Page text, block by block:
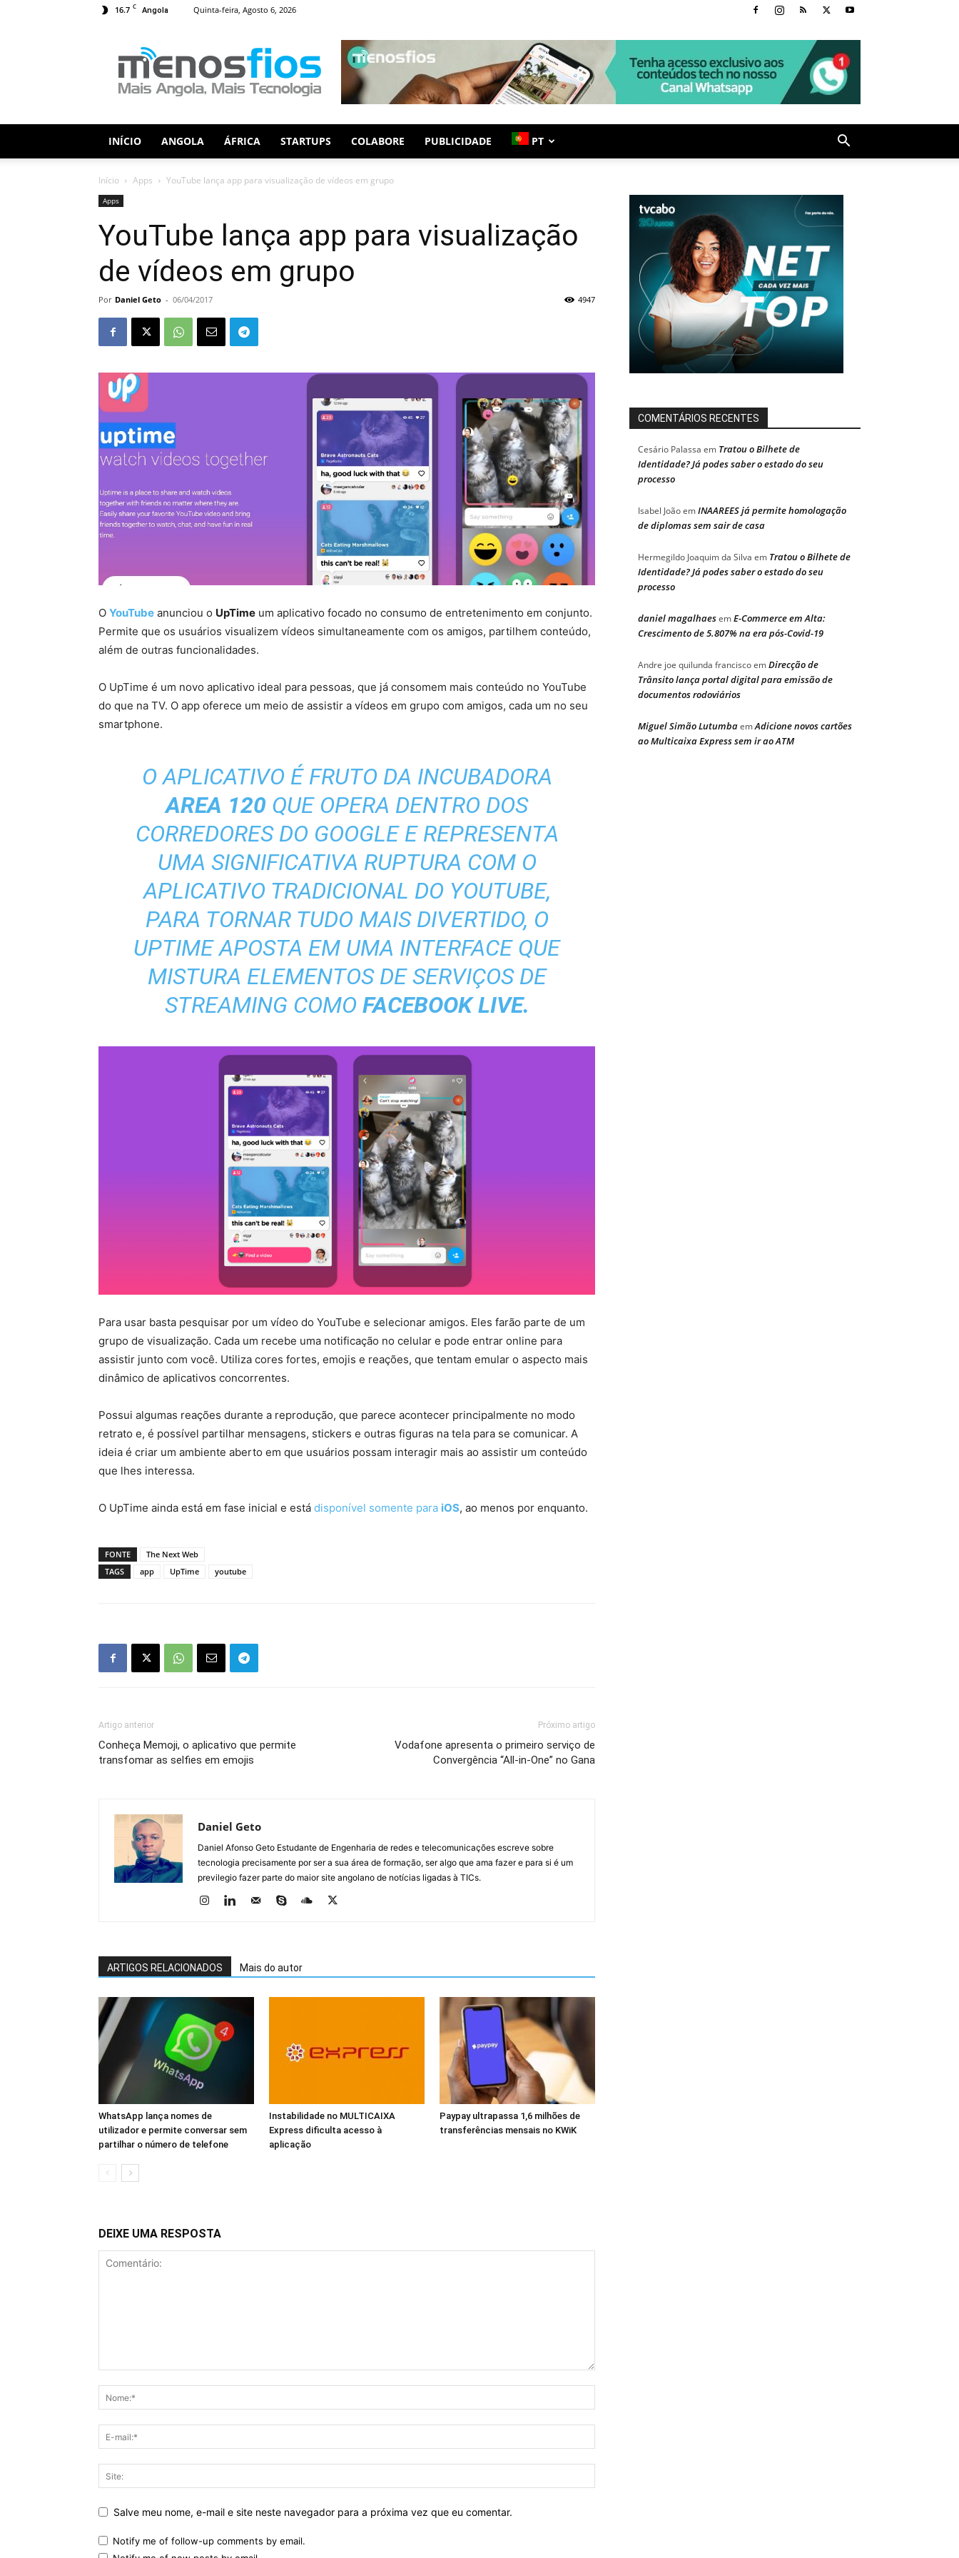
16.7 C Angola Quinta-feira, Agosto 6, 2026
Fios
INÍCIO ANGOLA ÁFRICA STARTUPS COLABORE PUBLICIDADE PT
Início Apps YouTube lança app para visualização de vídeos em grupo
Apps
YouTube lança app para visualização
de vídeos em grupo
Por Daniel Geto - 06/04/2017 4947
O YouTube anunciou o UpTime um aplicativo focado no consumo de entretenimento em conjunto.
Permite que os usuários visualizem vídeos simultaneamente com os amigos, partilhem conteúdo,
além de outras funcionalidades.
O UpTime é um novo aplicativo ideal para pessoas, que já consomem mais conteúdo no YouTube
do que na TV. O app oferece um meio de assistir a vídeos em grupo com amigos, cada um no seu
smartphone.
O APLICATIVO É FRUTO DA INCUBADORA
AREA 120 QUE OPERA DENTRO DOS
CORREDORES DO GOOGLE E REPRESENTA
UMA SIGNIFICATIVA RUPTURA COM O
APLICATIVO TRADICIONAL DO YOUTUBE,
PARA TORNAR TUDO MAIS DIVERTIDO, O
UPTIME APOSTA EM UMA INTERFACE QUE
MISTURA ELEMENTOS DE SERVIÇOS DE
STREAMING COMO FACEBOOK LIVE.
Para usar basta pesquisar por um vídeo do YouTube e selecionar amigos. Eles farão parte de um
grupo de visualização. Cada um recebe uma notificação no celular e pode entrar online para
assistir junto com você. Utiliza cores fortes, emojis e reações, que tentam emular o aspecto mais
dinâmico de aplicativos concorrentes.
Possui algumas reações durante a reprodução, que parece acontecer principalmente no modo
retrato e, é possível partilhar mensagens, stickers e outras figuras na tela para se comunicar. A
ideia é criar um ambiente aberto em que usuários possam interagir mais ao assistir um conteúdo
que lhes interessa.
O UpTime ainda está em fase inicial e está disponível somente para iOS, ao menos por enquanto.
FONTE
The Next Web
TAGS
app UpTime youtube
Artigo anterior
Conheça Memoji, o aplicativo que permite
transfomar as selfies em emojis
Próximo artigo
Vodafone apresenta o primeiro serviço de
Convergência “All-in-One” no Gana
Daniel Geto
Daniel Afonso Geto Estudante de Engenharia de redes e telecomunicações escreve sobre
tecnologia precisamente por ser a sua área de formação, ser algo que ama fazer e para si é um
previlegio fazer parte do maior site angolano de notícias ligadas à TICs.
ARTIGOS RELACIONADOS Mais do autor
WhatsApp lança nomes de
utilizador e permite conversar sem
partilhar o número de telefone
Instabilidade no MULTICAIXA
Express dificulta acesso à
aplicação
Paypay ultrapassa 1,6 milhões de
transferências mensais no KWiK
DEIXE UMA RESPOSTA
Salve meu nome, e-mail e site neste navegador para a próxima vez que eu comentar.
Notify me of follow-up comments by email.
COMENTÁRIOS RECENTES
Cesário Palassa em Tratou o Bilhete de
Identidade? Já podes saber o estado do seu
processo
Isabel JoãoemINAAREES já permite homologação
de diplomas sem sair de casa
Hermegildo Joaquim da Silva em Tratou o Bilhete de
Identidade? Já podes saber o estado do seu
processo
daniel magalhaesemE-Commerce em Alta:
Crescimento de 5.807% na era pós-Covid-19
Andre joe quilunda franciscoemDirecção de
Trânsito lança portal digital para emissão de
documentos rodoviários
Miguel Simão LutumbaemAdicione novos cartões
ao Multicaixa Express sem ir ao ATM